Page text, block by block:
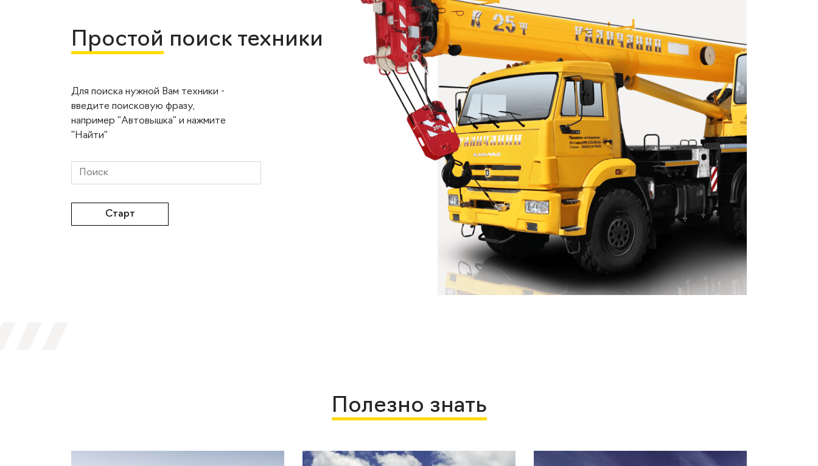
Простой поиск техники
Для поиска нужной Вам техники -
введите поисковую фразу,
например "Автовышка" и нажмите
"Найти"
Полезно знать